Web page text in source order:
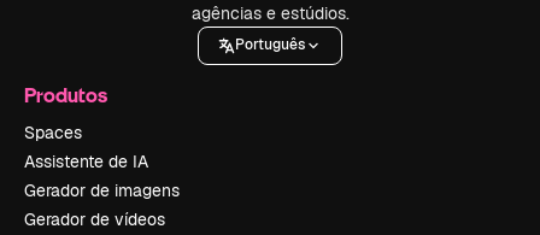
agências e estúdios.
Português
Produtos
Spaces
Assistente de IA
Gerador de imagens
Gerador de vídeos